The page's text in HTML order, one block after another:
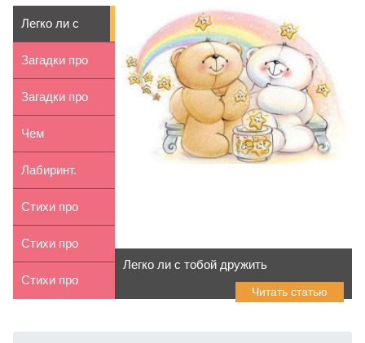
Легко ли с
тобой дружить
Загадки про
осень для
детей 2-4...
Загадки про
лето для
детей 7-8 лет
Чем
отличаются
картинки?
Лабиринт.
Снеговик
Стихи про
первое
сентября для
Стихи про
первое
Стихи про
Легко ли с тобой дружить
Читать статью